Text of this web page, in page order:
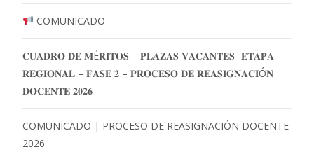
COMUNICADO
𝐂𝐔𝐀𝐃𝐑𝐎 𝐃𝐄 𝐌É𝐑𝐈𝐓𝐎𝐒 – 𝐏𝐋𝐀𝐙𝐀𝐒 𝐕𝐀𝐂𝐀𝐍𝐓𝐄𝐒- 𝐄𝐓𝐀𝐏𝐀
𝐑𝐄𝐆𝐈𝐎𝐍𝐀𝐋 – 𝐅𝐀𝐒𝐄 𝟐 – 𝐏𝐑𝐎𝐂𝐄𝐒𝐎 𝐃𝐄 𝐑𝐄𝐀𝐒𝐈𝐆𝐍𝐀𝐂𝐈Ó𝐍
𝐃𝐎𝐂𝐄𝐍𝐓𝐄 𝟐𝟎𝟐𝟔
COMUNICADO | PROCESO DE REASIGNACIÓN DOCENTE
2026